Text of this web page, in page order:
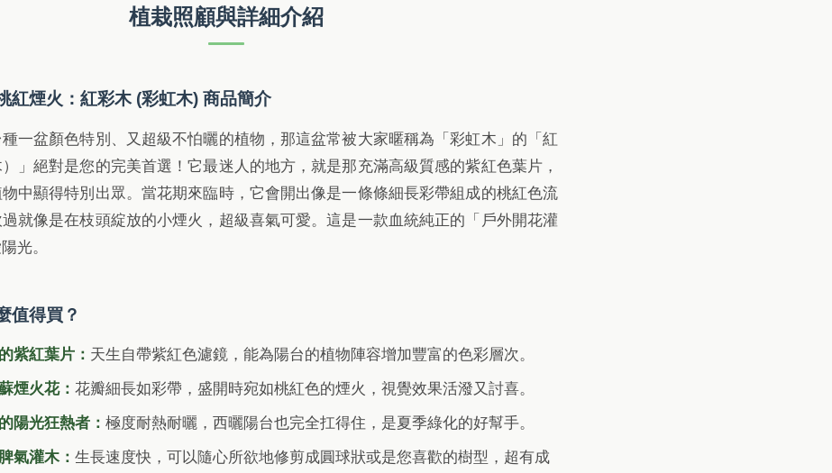
植栽照顧與詳細介紹
紅煙火：紅彩木 (彩虹木) 商品簡介
一盆顏色特別、又超級不怕曬的植物，那這盆常被大家暱稱為「彩虹木」的「紅
」絕對是您的完美首選！它最迷人的地方，就是那充滿高級質感的紫紅色葉片，
中顯得特別出眾。當花期來臨時，它會開出像是一條條細長彩帶組成的桃紅色流
就像是在枝頭綻放的小煙火，超級喜氣可愛。這是一款血統純正的「戶外開花灌
光。
值得買？
紫紅葉片： 天生自帶紫紅色濾鏡，能為陽台的植物陣容增加豐富的色彩層次。
煙火花：花瓣細長如彩帶，盛開時宛如桃紅色的煙火，視覺效果活潑又討喜。
陽光狂熱者：極度耐熱耐曬，西曬陽台也完全扛得住，是夏季綠化的好幫手。
氣灌木：生長速度快，可以隨心所欲地修剪成圓球狀或是您喜歡的樹型，超有成